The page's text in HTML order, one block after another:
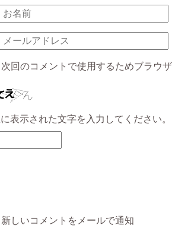
次回のコメントで使用するためブラウ
に表示された文字を入力してください。
新しいコメントをメールで通知